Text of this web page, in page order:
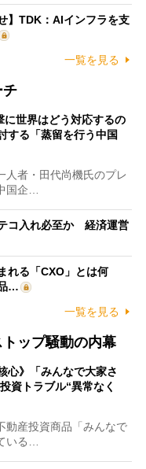
】TDK：AIインフラを支
一覧を見る
チ
世界はどう対応するの
る「蒸留を行う中国
者・田代尚機氏のプレ
国企…
コ入れ必至か 経済運営
れる「CXO」とは何
…
一覧を見る
トップ騒動の内幕
心》「みんなで大家さ
資トラブル“異常なく
産投資商品「みんなで
いる…